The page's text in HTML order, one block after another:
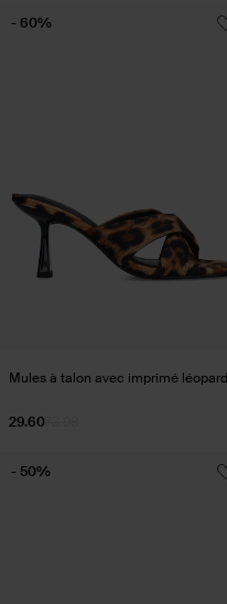
Mules à talon avec imprimé léopard
29.60
- 60%
- 50%